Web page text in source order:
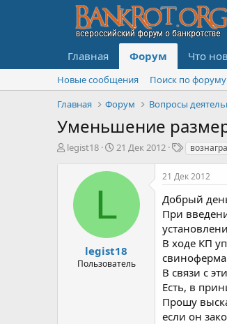
Главная Форум Что
Новые сообщения
Поиск по форуму
Главная
Форум
Уменьшение
А
legist18
Д
т
ч
а
л
а
21 Дек 2012
Т
г
L
legist18
Пользователь
21 Дек 2012
Добрый
При
В ходе КП
В связи с
Есть, в
Прошу
если он